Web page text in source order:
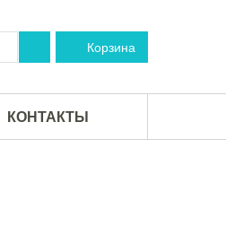
Корзина
КОНТАКТЫ